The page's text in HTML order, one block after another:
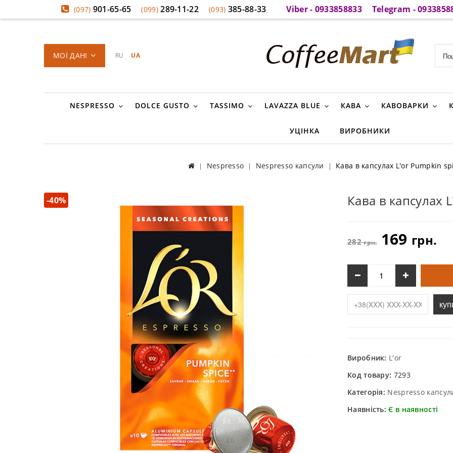
(097) 901-65-65 (099)289-11-22 (093) 385-88-33 Viber - 0933858833 Telegram -
МОЇ ДАНІ RU UA
NESPRESSO DOLCE GUSTO TASSIMO LAVAZZA BLUE КАВА КАВОВАРКИ
УЦІНКА ВИРОБНИКИ
Nespresso Nespresso капсули Кава в капсулах L'or Pumpkin
-40% Кава в капсулах
282грн.169 грн.
Виробник: L'or
Код товару: 7293
Категорія: Nespresso
Наявність:Є в наявності